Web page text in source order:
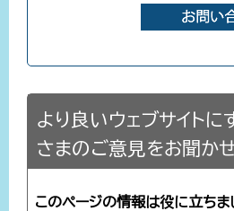
より良いウェブサイトに
さまのご意見をお聞か
このページの情報は役に立ちま